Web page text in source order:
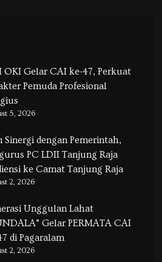
OKI Gelar CAI ke-47, Perkuat
Pemuda Profesional
5, 2026
Sinergi dengan Pemerintah,
PC LDII Tanjung Raja
ke Camat Tanjung Raja
2, 2026
Unggulan Lahat
Gelar PERMATA CAI
di Pagaralam
2, 2026